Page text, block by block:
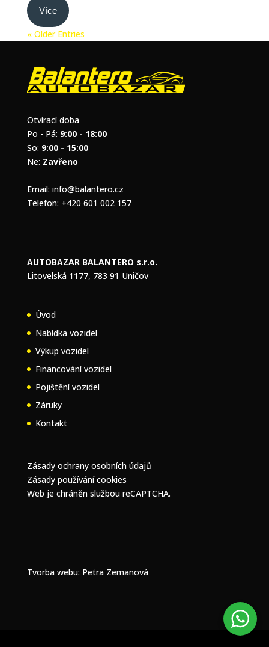
Více
« Older Entries
Otvírací doba
Po - Pá: 9:00 - 18:00
So: 9:00 - 15:00
Ne: Zavřeno
Email: info@balantero.cz
Telefon: +420 601 002 157
AUTOBAZAR BALANTERO s.r.o.
Litovelská 1177, 783 91 Uničov
Úvod
Nabídka vozidel
Výkup vozidel
Financování vozidel
Pojištění vozidel
Záruky
Kontakt
Zásady ochrany osobních údajů
Zásady používání cookies
Web je chráněn službou reCAPTCHA.
Tvorba webu: Petra Zemanová